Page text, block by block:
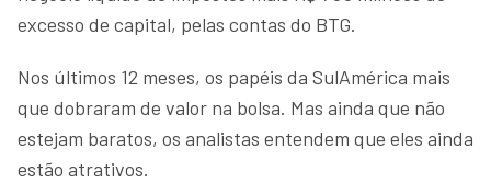
excesso de capital, pelas contas do BTG.
Nos últimos 12 meses, os papéis da SulAmérica mais
que dobraram de valor na bolsa. Mas ainda que não
estejam baratos, os analistas entendem que eles ainda
estão atrativos.